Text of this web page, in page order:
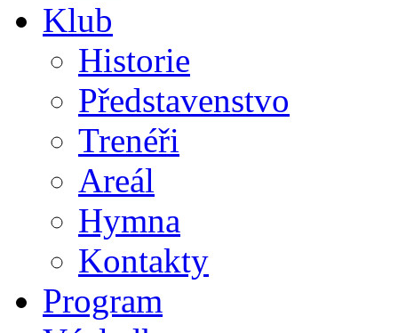
Klub
Historie
Představenstvo
Trenéři
Areál
Hymna
Kontakty
Program